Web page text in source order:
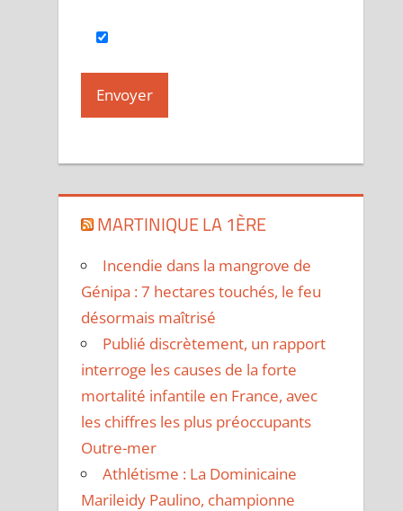
MARTINIQUE LA 1ÈRE
Incendie dans la mangrove de
Génipa : 7 hectares touchés, le feu
désormais maîtrisé
Publié discrètement, un rapport
interroge les causes de la forte
mortalité infantile en France, avec
les chiffres les plus préoccupants
Outre-mer
Athlétisme : La Dominicaine
Marileidy Paulino, championne